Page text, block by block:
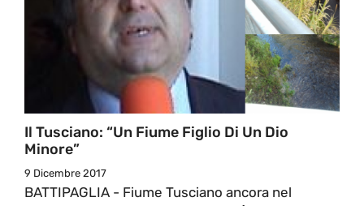
Il Tusciano: “Un Fiume Figlio Di Un Dio
Minore”
9 Dicembre 2017
BATTIPAGLIA - Fiume Tusciano ancora nel